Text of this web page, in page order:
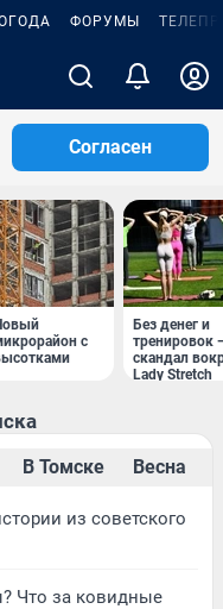
ФОРУМЫ
Согласен
с
Без денег и
тренировок
скандал
Lady Stretch
В Томске Весна
из советского
Что за ковидные